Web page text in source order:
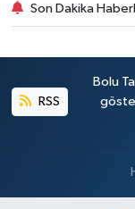
Son Dakika
RSS
Bolu